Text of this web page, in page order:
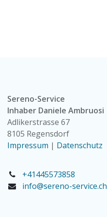
Sereno-Service
Inhaber Daniele Ambruosi
Adlikerstrasse 67
8105 Regensdorf
Impressum | Datenschutz
+41445573858
info@sereno-service.ch